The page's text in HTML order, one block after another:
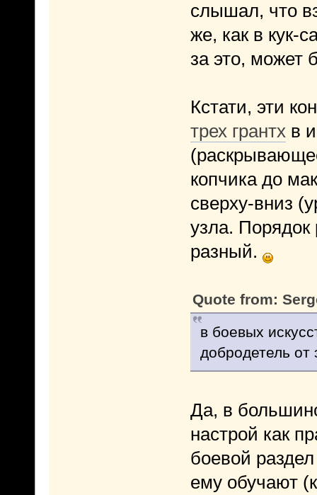
слышал, что
же, как в кук-
за это, может
Кстати, эти
трех грантхв
копчика до
сверху-вниз
узла. Порядок
разный.
Quote from:
в боевых
добродетель от
Да, в
настрой как
боевой
ему обучают